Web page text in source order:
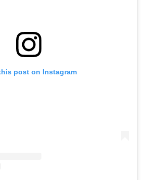
post on Instagram